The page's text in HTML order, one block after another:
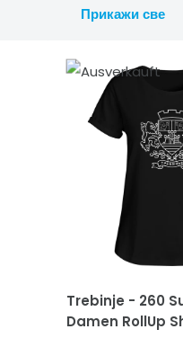
Прикажи све
Trebinje - 260
Damen RollUp